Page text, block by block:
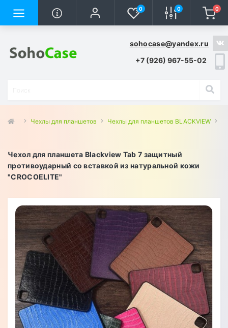
0 0 0
sohocase@yandex.ru
+7 (926) 967-55-02
Чехлы для планшетов Чехлы для планшетов BLACKVIEW
Чехол для планшета Blackview Tab 7 защитный
противоударный со вставкой из натуральной кожи
"CROCOELITE"